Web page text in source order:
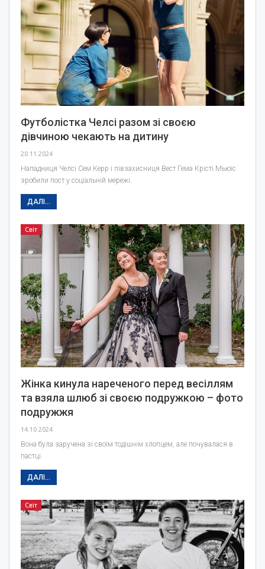
Футболістка Челсі разом зі своєю
дівчиною чекають на дитину
20.11.2024
Нападниця Челсі Сем Керр і півзахисниця Вест Гема Крісті Мьюїс
зробили пост у соціальній мережі.
ДАЛІ...
Світ
Жінка кинула нареченого перед весіллям
та взяла шлюб зі своєю подружкою – фото
подружжя
14.10.2024
Вона була заручена зі своїм тодішнім хлопцем, але почувалася в
пастці.
ДАЛІ...
Світ